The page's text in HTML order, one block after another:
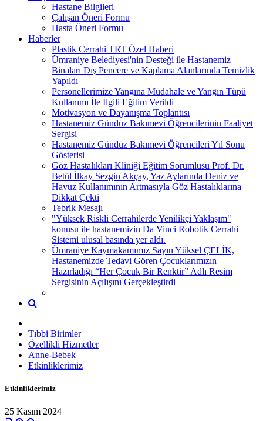
Hastane Bilgileri
Çalışan Öneri Formu
Hasta Öneri Formu
Haberler
Plastik Cerrahi TRT Özel Haberi
Ümraniye Belediyesi'nin Desteği ile Hastanemiz
Binaları Dış Pencere ve Kaplama Alanlarında Temizlik
Yapıldı
Personellerimize Yangına Müdahale ve Yangın Tüpü
Kullanımı İle İlgili Eğitim Verildi
Motivasyon ve Dayanışma Toplantısı
Hastanemiz Gündüz Bakımevi Öğrencilerinin Faaliyet
Sergisi
Hastanemiz Gündüz Bakımevi Öğrencileri Yıl Sonu
Gösterisi
Göz Hastalıkları Kliniği Eğitim Sorumlusu Prof. Dr.
Betül İlkay Sezgin Akçay, Yaz Aylarında Deniz ve
Havuz Kullanımının Artmasıyla Göz Hastalıklarına
Dikkat Çekti
Tebrik Mesajı
"Yüksek Riskli Cerrahilerde Yenilikçi Yaklaşım"
konusu ile hastanemizin Da Vinci Robotik Cerrahi
Sistemi ulusal basında yer aldı.
Ümraniye Kaymakamımız Sayın Yüksel ÇELİK,
Hastanemizde Tedavi Gören Çocuklarımızın
Hazırladığı “Her Çocuk Bir Renktir” Adlı Resim
Sergisinin Açılışını Gerçekleştirdi
Tıbbi Birimler
Özellikli Hizmetler
Anne-Bebek
Etkinliklerimiz
Etkinliklerimiz
25 Kasım 2024